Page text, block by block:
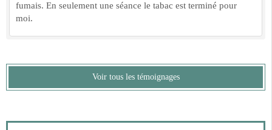
fumais. En seulement une séance le tabac est terminé pour
moi.
Voir tous les témoignages